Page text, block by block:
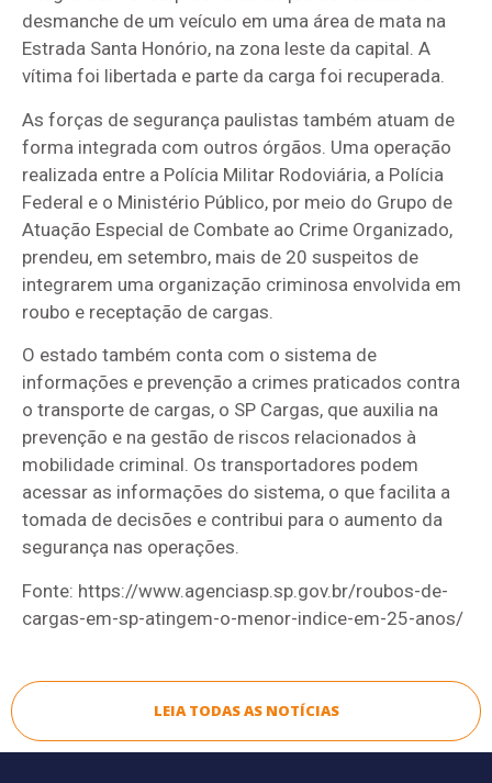
desmanche de um veículo em uma área de mata na
Estrada Santa Honório, na zona leste da capital. A
vítima foi libertada e parte da carga foi recuperada.
As forças de segurança paulistas também atuam de
forma integrada com outros órgãos. Uma operação
realizada entre a Polícia Militar Rodoviária, a Polícia
Federal e o Ministério Público, por meio do Grupo de
Atuação Especial de Combate ao Crime Organizado,
prendeu, em setembro, mais de 20 suspeitos de
integrarem uma organização criminosa envolvida em
roubo e receptação de cargas.
O estado também conta com o sistema de
informações e prevenção a crimes praticados contra
o transporte de cargas, o SP Cargas, que auxilia na
prevenção e na gestão de riscos relacionados à
mobilidade criminal. Os transportadores podem
acessar as informações do sistema, o que facilita a
tomada de decisões e contribui para o aumento da
segurança nas operações.
Fonte: https://www.agenciasp.sp.gov.br/roubos-de-
cargas-em-sp-atingem-o-menor-indice-em-25-anos/
LEIA TODAS AS NOTÍCIAS